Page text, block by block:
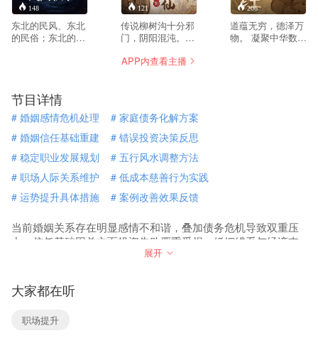
148
东北的民风、东北
的民俗；东北的乡
农村为时代背景。
根据我国东北广为
流传着的一些民间
的精彩传说，精心
编撰，逐一表述。
主要描述了男主人
公金明的坎坷人生
之路。从少年到中
年的传奇成长经
历。以淳朴逼真的
将人世间的善、
恶、美、丑依一展
书齐庇金明、共佑
教育人、感化人，
崇尚正义、反对邪
121
传说柳树沟十分邪
门，阴阳混沌。我
进柳树沟，从此历
两条通往外界的道
路，一条在村北，
越过北面的山梁，
穿过山上浓密的松
树林地，弯弯曲曲
的通往县城。另外
一条，在村西南，
途径两座山连接处
长满了大大小小、
老老少少的柳树，
所以叫“柳树沟”。
206
道蕴无穷，德泽万
物。 凝聚中华数千
禅学多年的如云老
师，以其深厚的学
APP内查看主播
节目详情
# 婚姻感情危机处理 # 家庭债务化解方案
# 婚姻信任基础重建 # 错误投资决策反思
# 稳定职业发展规划 # 五行风水调整方法
# 职场人际关系维护 # 低成本慈善行为实践
# 运势提升具体措施 # 案例改善效果反馈
当前婚姻关系存在明显感情不和谐，叠加债务危机导致双重压
力。信任基础因单方面投资失败严重受损，婚姻维系与经济支
撑均面临断裂风险。建议优先处理家庭债务化解方案，通过亲
职业发展方面需制定稳定职业发展规划，避免高风险投资决
策。命理分析显示需通过五行风水调整方法改善运势，如佩戴
维护，保持与同事领导的良性互动。
展开
大家都在听
职场提升